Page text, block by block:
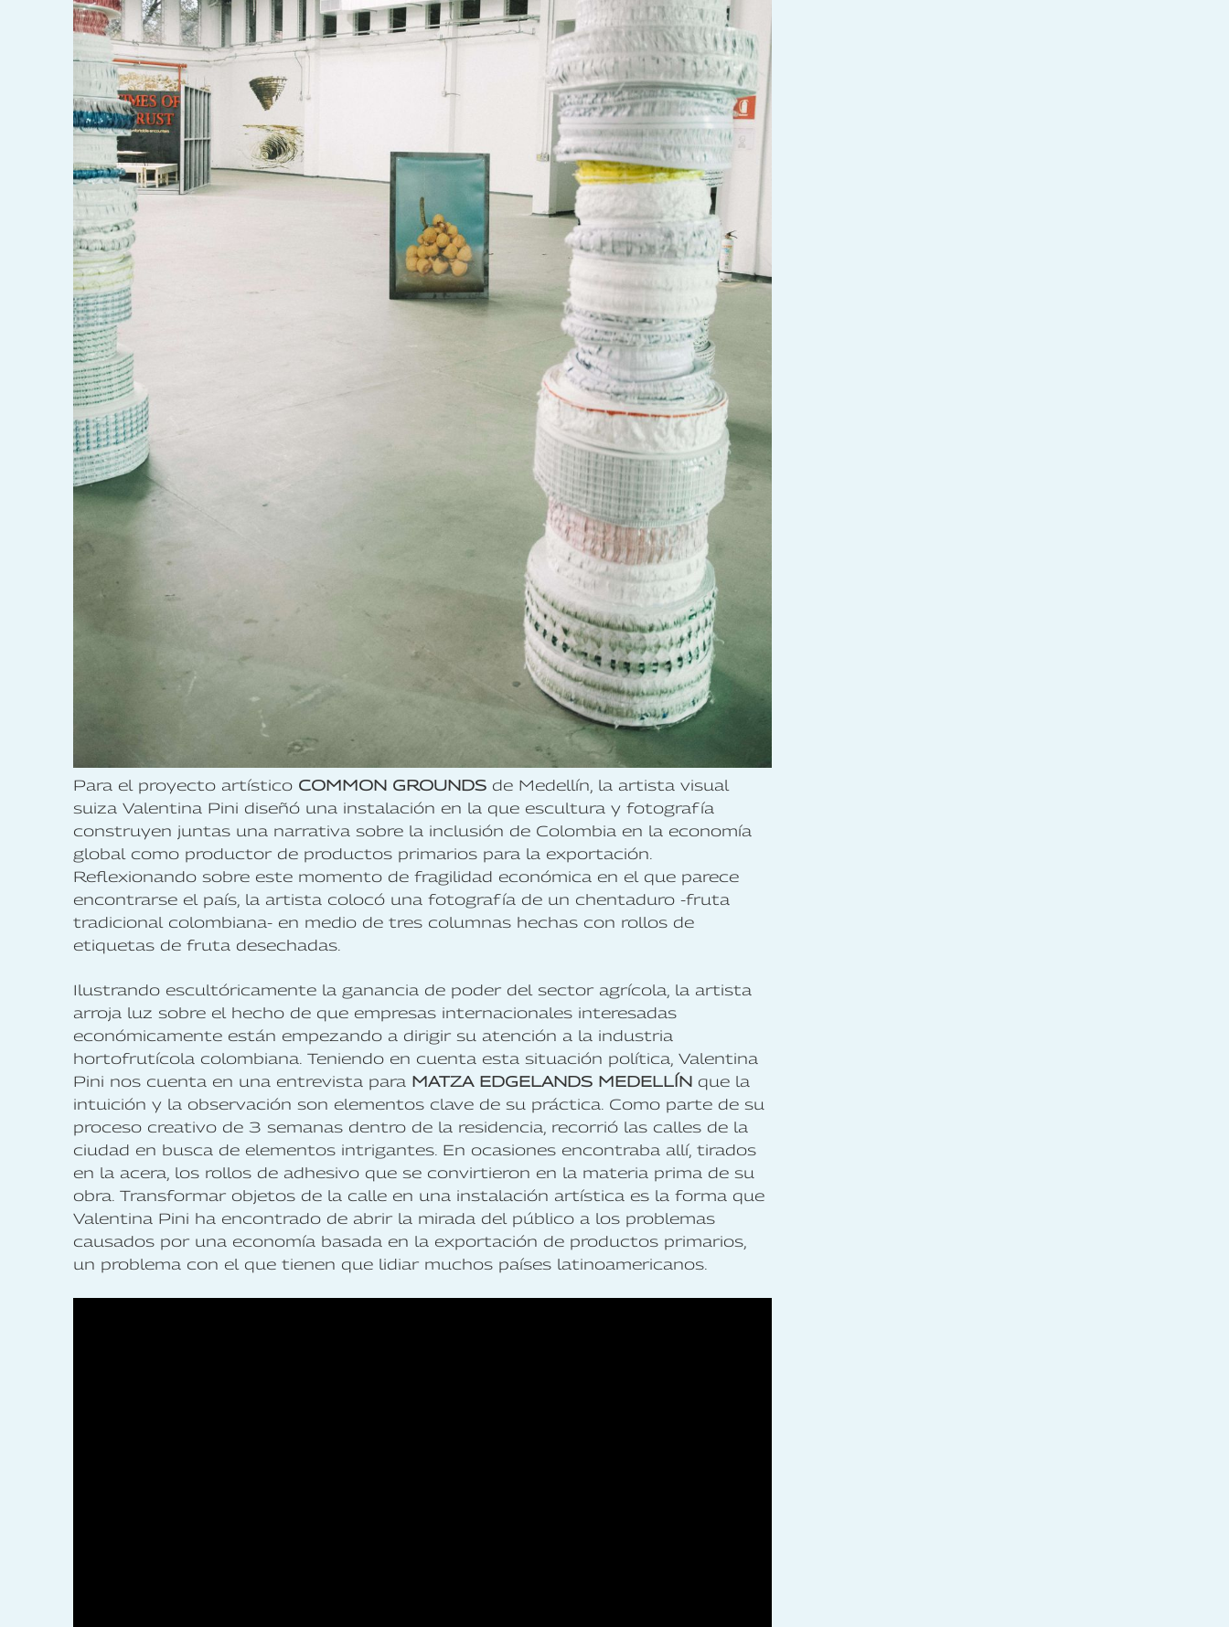
Para el proyecto artístico COMMON GROUNDS de Medellín, la artista visual
suiza Valentina Pini diseñó una instalación en la que escultura y fotografía
construyen juntas una narrativa sobre la inclusión de Colombia en la economía
global como productor de productos primarios para la exportación.
Reflexionando sobre este momento de fragilidad económica en el que parece
encontrarse el país, la artista colocó una fotografía de un chentaduro -fruta
tradicional colombiana- en medio de tres columnas hechas con rollos de
etiquetas de fruta desechadas.
Ilustrando escultóricamente la ganancia de poder del sector agrícola, la artista
arroja luz sobre el hecho de que empresas internacionales interesadas
económicamente están empezando a dirigir su atención a la industria
hortofrutícola colombiana. Teniendo en cuenta esta situación política, Valentina
Pini nos cuenta en una entrevista para MATZA EDGELANDS MEDELLÍN que la
intuición y la observación son elementos clave de su práctica. Como parte de su
proceso creativo de 3 semanas dentro de la residencia, recorrió las calles de la
ciudad en busca de elementos intrigantes. En ocasiones encontraba allí, tirados
en la acera, los rollos de adhesivo que se convirtieron en la materia prima de su
obra. Transformar objetos de la calle en una instalación artística es la forma que
Valentina Pini ha encontrado de abrir la mirada del público a los problemas
causados por una economía basada en la exportación de productos primarios,
un problema con el que tienen que lidiar muchos países latinoamericanos.